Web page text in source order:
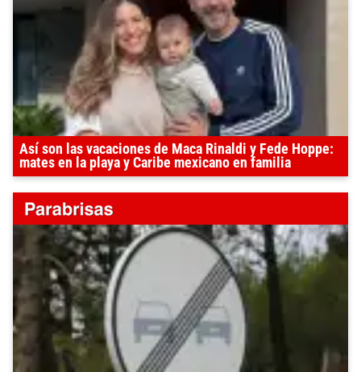
Así son las vacaciones de Maca Rinaldi y Fede Hoppe:
mates en la playa y Caribe mexicano en familia